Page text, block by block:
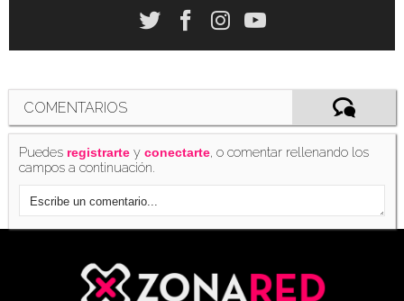
COMENTARIOS
Puedes registrarte yconectarte, o comentar rellenando los
campos a continuación.